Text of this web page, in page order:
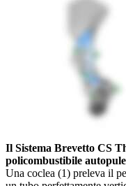
Il Sistema Brevetto CS
policombustibile
Una coclea (1) preleva il